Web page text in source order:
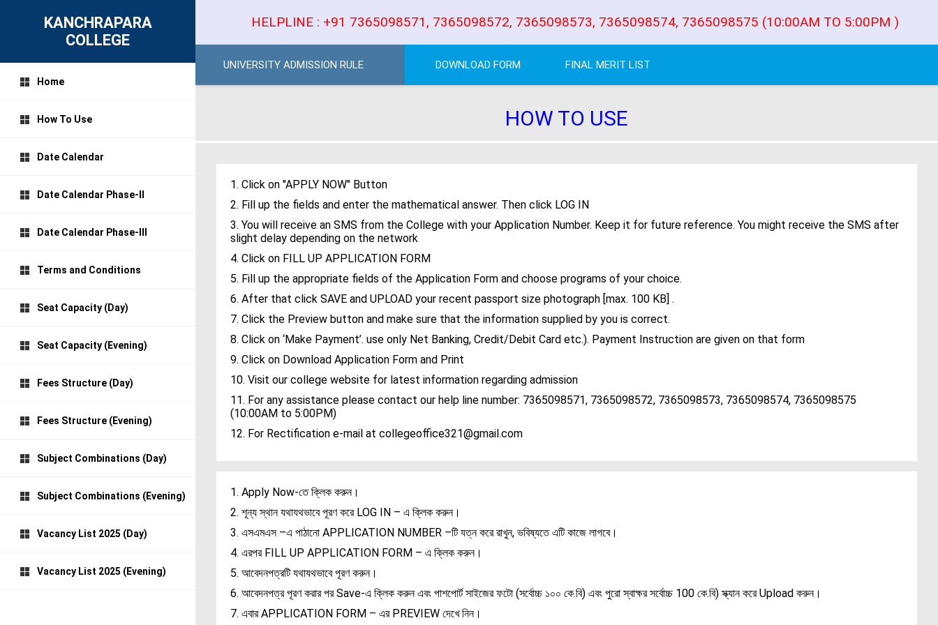
KANCHRAPARA
COLLEGE
Home
How To Use
Date Calendar
Date Calendar Phase-II
Date Calendar Phase-III
Terms and Conditions
Seat Capacity (Day)
Seat Capacity (Evening)
Fees Structure (Day)
Fees Structure (Evening)
Subject Combinations (Day)
Subject Combinations (Evening)
Vacancy List 2025 (Day)
Vacancy List 2025 (Evening)
HELPLINE : +91 7365098571, 7365098572, 7365098573, 7365098574, 7365098575 (10:00AM TO 5:00PM )
UNIVERSITY ADMISSION RULE DOWNLOAD FORM FINAL MERIT LIST
HOW TO USE
1. Click on "APPLY NOW" Button
2. Fill up the fields and enter the mathematical answer. Then click LOG IN
3. You will receive an SMS from the College with your Application Number. Keep it for future reference. You might receive the SMS after
slight delay depending on the network
4. Click on FILL UP APPLICATION FORM
5. Fill up the appropriate fields of the Application Form and choose programs of your choice.
6. After that click SAVE and UPLOAD your recent passport size photograph [max. 100 KB] .
7. Click the Preview button and make sure that the information supplied by you is correct.
8. Click on ‘Make Payment’. use only Net Banking, Credit/Debit Card etc.). Payment Instruction are given on that form
9. Click on Download Application Form and Print
10. Visit our college website for latest information regarding admission
11. For any assistance please contact our help line number: 7365098571, 7365098572, 7365098573, 7365098574, 7365098575
(10:00AM to 5:00PM)
12. For Rectification e-mail at collegeoffice321@gmail.com
1. Apply Now-তে ক্লিক করুন।
2. শূন্য স্থান যথাযথভাবে পূরণ করে LOG IN – এ ক্লিক করুন।
3. এসএমএস –এ পাঠানো APPLICATION NUMBER –টি যত্ন করে রাখুন, ভবিষ্যতে এটি কাজে লাগবে।
4. এরপর FILL UP APPLICATION FORM – এ ক্লিক করুন।
5. আবেদনপত্রটি যথাযথভাবে পূরণ করুন।
6. আবেদনপত্র পূরণ করার পর Save-এ ক্লিক করুন এবং পাশপোর্ট সাইজের ফটো (সর্বোচ্চ ১০০ কে.বি) এবং পুরো স্বাক্ষর সর্বোচ্চ 100 কে.বি) স্ক্যান করে Upload করুন।
7. এবার APPLICATION FORM – এর PREVIEW দেখে নিন।